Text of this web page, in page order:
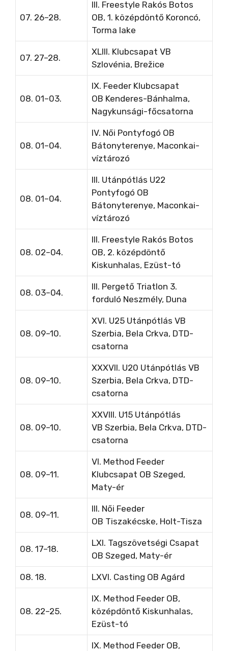
07. 26–28.
III. Freestyle Rakós Botos
OB, 1. középdöntő Koroncó,
Torma lake
07. 27–28.
XLIII. Klubcsapat VB
Szlovénia, Brežice
08. 01–03.
IX. Feeder Klubcsapat
OB Kenderes-Bánhalma,
Nagykunsági-főcsatorna
08. 01–04.
IV. Női Pontyfogó OB
Bátonyterenye, Maconkai-
víztározó
08. 01–04.
III. Utánpótlás U22
Pontyfogó OB
Bátonyterenye, Maconkai-
víztározó
08. 02–04.
III. Freestyle Rakós Botos
OB, 2. középdöntő
Kiskunhalas, Ezüst-tó
08. 03–04.
III. Pergető Triatlon 3.
forduló Neszmély, Duna
08. 09–10.
XVI. U25 Utánpótlás VB
Szerbia, Bela Crkva, DTD-
csatorna
08. 09–10.
XXXVII. U20 Utánpótlás VB
Szerbia, Bela Crkva, DTD-
csatorna
08. 09–10.
XXVIII. U15 Utánpótlás
VB Szerbia, Bela Crkva, DTD-
csatorna
08. 09–11.
VI. Method Feeder
Klubcsapat OB Szeged,
Maty-ér
08. 09–11.
III. Női Feeder
OB Tiszakécske, Holt-Tisza
08. 17–18.
LXI. Tagszövetségi Csapat
OB Szeged, Maty-ér
08. 18. LXVI. Casting OB Agárd
08. 22–25.
IX. Method Feeder OB,
középdöntő Kiskunhalas,
Ezüst-tó
IX. Method Feeder OB,